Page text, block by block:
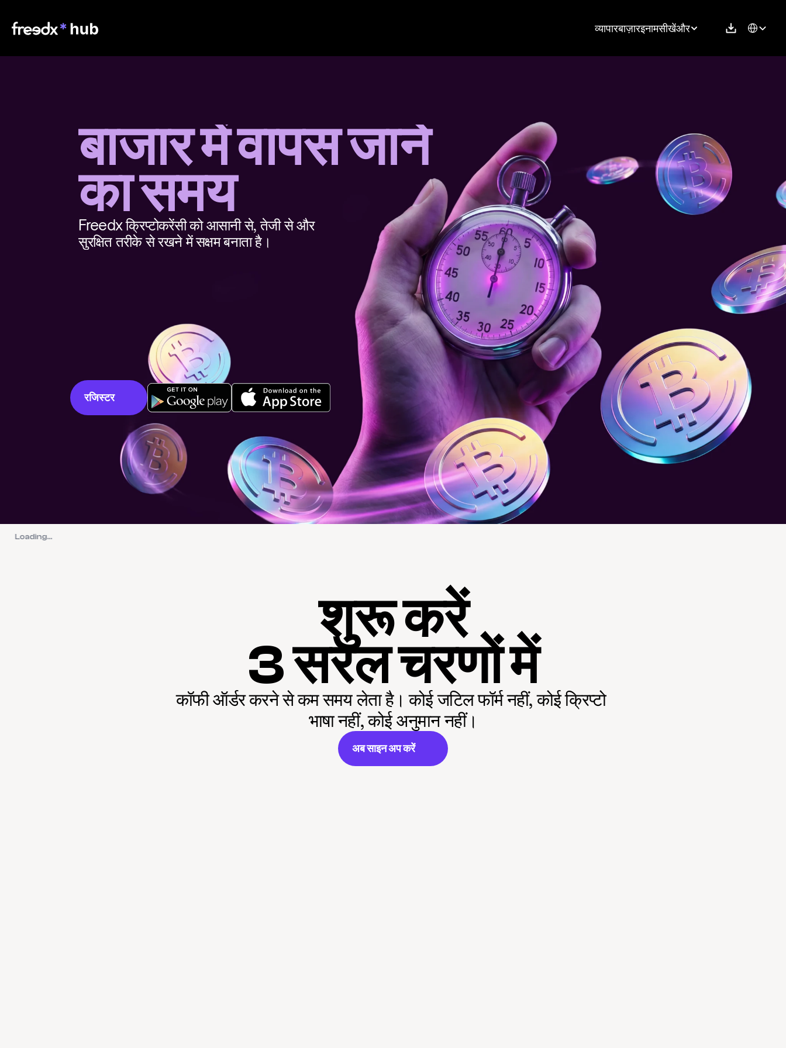
व्यापारबाज़ारइनामसीखेंऔर Select
बाजार में वापस जाने
का समय
Freedx क्रिप्टोकरेंसी को आसानी से, तेजी से और
सुरक्षित तरीके से रखने में सक्षम बनाता है।
रजिस्टर
Loading...
शुरू करें
3 सरल चरणों में
कॉफी ऑर्डर करने से कम समय लेता है। कोई जटिल फॉर्म नहीं, कोई क्रिप्टो
भाषा नहीं, कोई अनुमान नहीं।
अब साइन अप करें